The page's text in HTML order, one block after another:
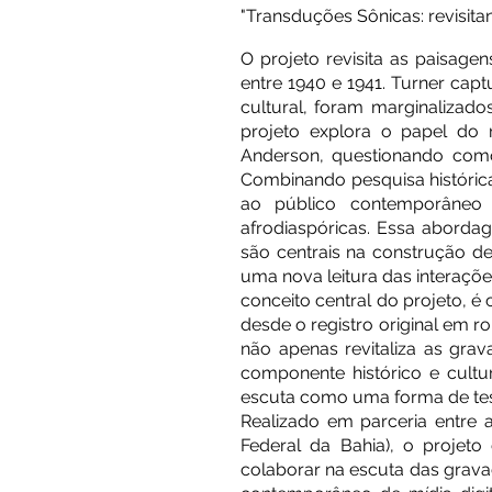
"Transduções Sônicas:
O projeto revisita as
entre 1940 e 1941. Turner
cultural, foram
projeto explora o papel do
Anderson, questionando
Combinando pesquisa
ao público
afrodiaspóricas. Essa
são centrais na construção
uma nova leitura das
conceito central do projeto, é
desde o registro original em
não apenas revitaliza as
componente histórico e
escuta como uma forma de
Realizado em parceria entre
Federal da Bahia), o
colaborar na escuta das